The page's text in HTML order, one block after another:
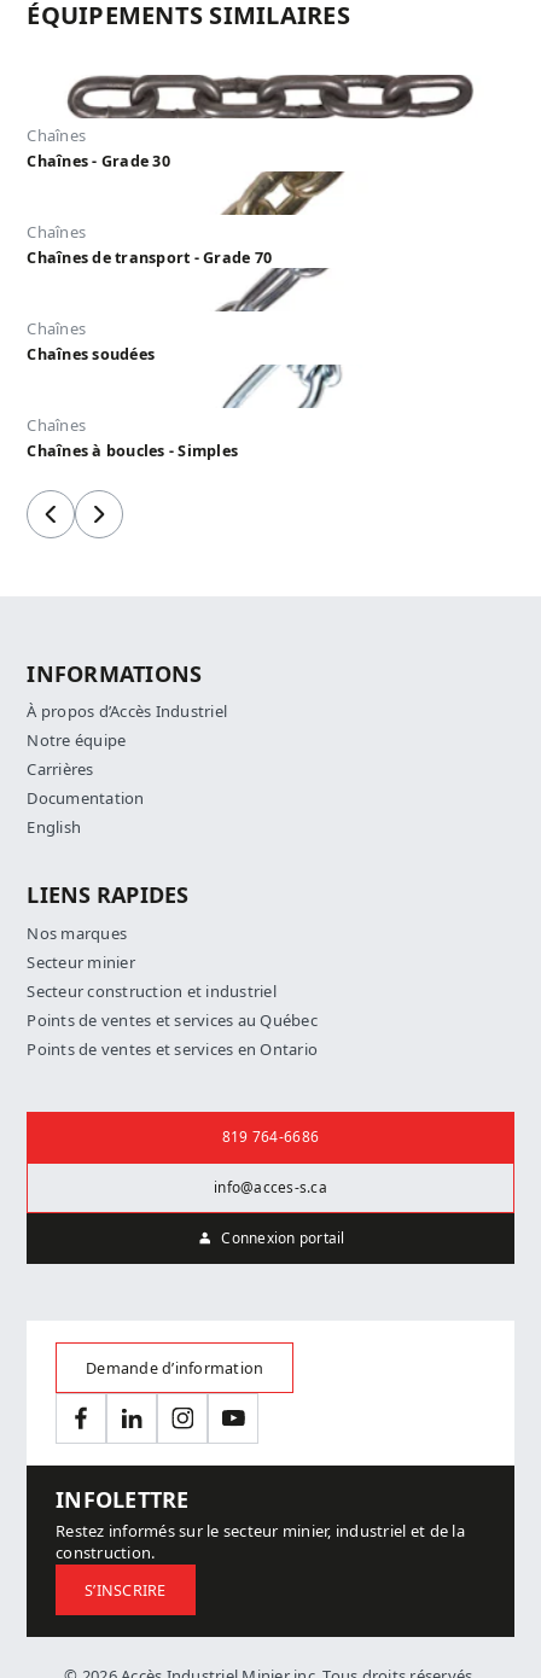
ÉQUIPEMENTS SIMILAIRES
Chaînes
Chaînes - Grade 30
Chaînes
Chaînes de transport - Grade 70
Chaînes
Chaînes soudées
Chaînes
Chaînes à boucles - Simples
PrécédentSuivant
INFORMATIONS
À propos d’Accès Industriel
Notre équipe
Carrières
Documentation
English
LIENS RAPIDES
Nos marques
Secteur minier
Secteur construction et industriel
Points de ventes et services au Québec
Points de ventes et services en Ontario
819 764-6686
info@acces-s.ca
Connexion portail
Demande d’information
FacebookLinkedInInstagramYouTube
INFOLETTRE
Restez informés sur le secteur minier, industriel et de la
construction.
S’INSCRIRE